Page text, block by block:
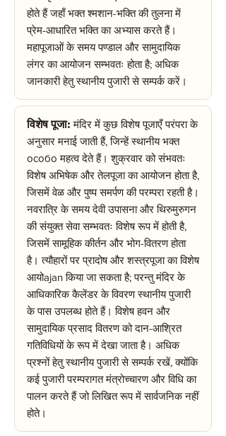
होते हैं जहाँ भक्त श्मशान-भक्ति की तुलना में
प्रेम-आधारित भक्ति का अभ्यास करते हैं।
महापूजाओं के समय पण्डाल और सामुदायिक
लंगर का आयोजन सम्भवतः होता है; अधिक
जानकारी हेतु स्थानीय पुजारी से सम्पर्क करें।
विशेष पूजा: मंदिर में कुछ विशेष पूजाएँ परंपरा के
अनुसार मनाई जाती हैं, जिन्हें स्थानीय भक्त
особо महत्व देते हैं। शुक्रवार को संभवतः
विशेष अभिषेक और तेलपूजा का आयोजन होता है,
जिसमें वेळ और पुष्प समर्पण की परम्परा रहती है।
नवरात्रि के समय देवी उपासना और थिरुमुरुगन
की संयुक्त सेवा सम्भवतः विशेष रूप में होती है,
जिसमें सामूहिक कीर्तन और भोग-वितरण होता
है। त्यौहारों पर प्रादोष और शस्त्रपूजा का विशेष
आयोajan किया जा सकता है; परन्तु मंदिर के
आधिकारिक कैलेंडर के विवरण स्थानीय पुजारी
के पास उपलब्ध होते हैं। विशेष हवन और
सामुदायिक प्रसाद वितरण को दान-आश्रित
गतिविधियों के रूप में देखा जाता है। अधिक
प्रश्नों हेतु स्थानीय पुजारी से सम्पर्क रखें, क्योंकि
कई पुजारी परम्परागत मंत्रोच्चारण और विधि का
पालन करते हैं जो लिखित रूप में सार्वजनिक नहीं
होते।